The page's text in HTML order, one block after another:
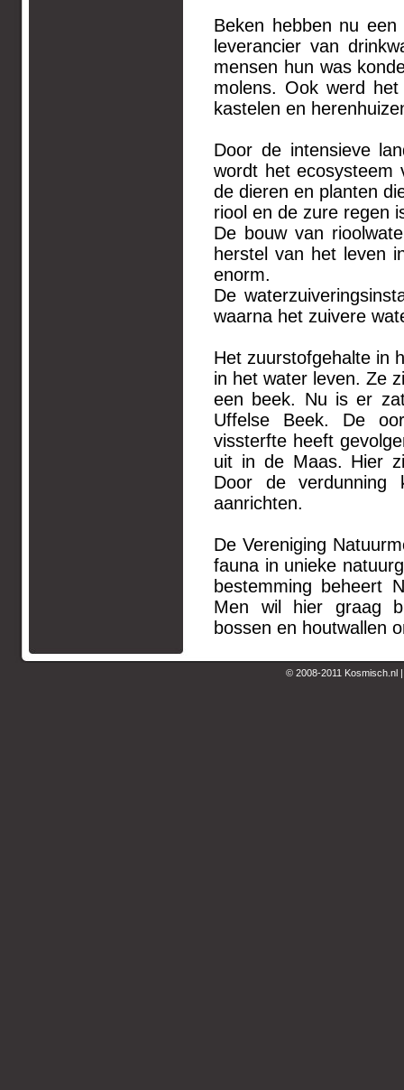
Beken hebben nu
leverancier van
mensen hun was
molens. Ook werd het
kastelen en
Door de intensieve
wordt het ecosysteem
de dieren en planten
riool en de zure regen
De bouw van
herstel van het leven
enorm.
De
waarna het zuivere
Het zuurstofgehalte in
in het water leven. Ze
een beek. Nu is er
Uffelse Beek. De
vissterfte heeft
uit in de Maas. Hier
Door de verdunning
aanrichten.
De Vereniging
fauna in unieke
bestemming beheert
Men wil hier graag
bossen en houtwallen
© 2008-2011 Kosmisch.nl